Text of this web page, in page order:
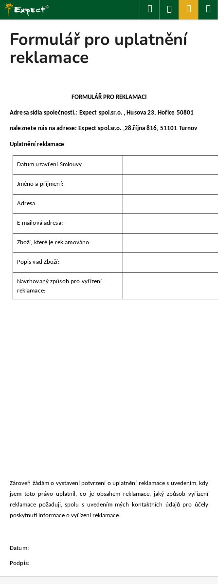
Přejít
obsah
HledatPřihlášení
Formulář pro uplatnění
reklamace
FORMULÁŘ PRO REKLAMACI
Adresa sídla společnosti.: Expect spol.sr.o. , Husova 23, Hořice 50801
naleznete nás na adrese: Expect spol.sr.o. ,28.října 816, 51101 Turnov
Uplatnění reklamace
Datum uzavření Smlouvy:
Jméno a příjmení:
Adresa:
E-mailová adresa:
Zboží, které je reklamováno:
Popis vad Zboží:
Navrhovaný způsob pro vyřízení
reklamace:
Zároveň žádám o vystavení potvrzení o uplatnění reklamace s uvedením, kdy
jsem toto právo uplatnil, co je obsahem reklamace, jaký způsob vyřízení
reklamace požaduji, spolu s uvedením mých kontaktních údajů pro účely
poskytnutí informace o vyřízení reklamace.
Datum:
Podpis:
K
o
C
o
ř
e
b
u
e
t
n
a
t
m
e